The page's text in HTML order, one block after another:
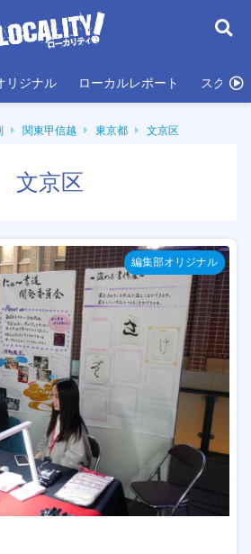
リジナル ローカルレポート スクール
関東甲信越 東京都 文京区
文京区
編集部オリジナル